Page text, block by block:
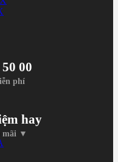
00
phí
hay
mãi ▼